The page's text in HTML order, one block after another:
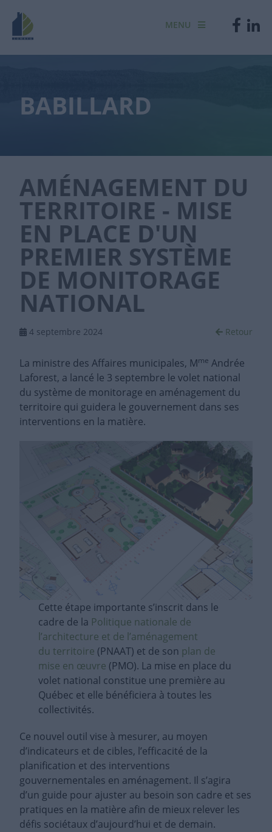
MENU
BABILLARD
AMÉNAGEMENT DU
TERRITOIRE - MISE
EN PLACE D'UN
PREMIER SYSTÈME
DE MONITORAGE
NATIONAL
4 septembre 2024 Retour
La ministre des Affaires municipales, Mme Andrée
Laforest, a lancé le 3 septembre le volet national
du système de monitorage en aménagement du
territoire qui guidera le gouvernement dans ses
interventions en la matière.
Cette étape importante s’inscrit dans le
cadre de la Politique nationale de
l’architecture et de l’aménagement
du territoire (PNAAT) et de son plan de
mise en œuvre (PMO). La mise en place du
volet national constitue une première au
Québec et elle bénéficiera à toutes les
collectivités.
Ce nouvel outil vise à mesurer, au moyen
d’indicateurs et de cibles, l’efficacité de la
planification et des interventions
gouvernementales en aménagement. Il s’agira
d’un guide pour ajuster au besoin son cadre et ses
pratiques en la matière afin de mieux relever les
défis sociétaux d’aujourd’hui et de demain.